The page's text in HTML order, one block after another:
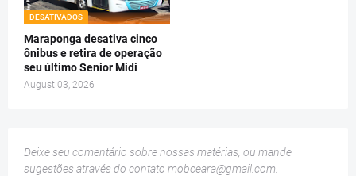
DESATIVADOS
Maraponga desativa cinco
ônibus e retira de operação
seu último Senior Midi
August 03, 2026
Deixe seu comentário sobre nossas matérias, ou mande
sugestões através do contato mobceara@gmail.com